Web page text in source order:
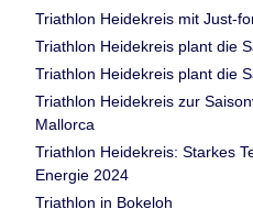
Triathlon Heidekreis mit Just-
Triathlon Heidekreis plant die
Triathlon Heidekreis plant die
Triathlon Heidekreis zur
Mallorca
Triathlon Heidekreis: Starkes
Energie 2024
Triathlon in Bokeloh